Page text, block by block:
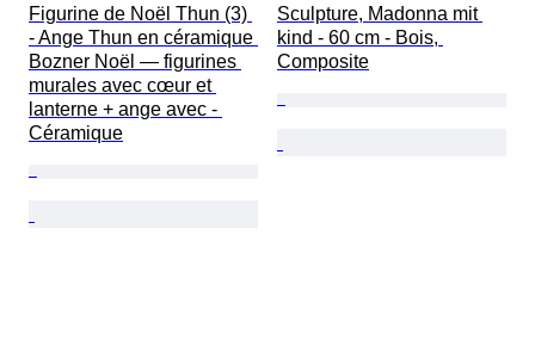
Figurine de Noël Thun (3)
- Ange Thun en céramique
Bozner Noël — figurines
murales avec cœur et
lanterne + ange avec -
Céramique
Sculpture, Madonna mit
kind - 60 cm - Bois,
Composite